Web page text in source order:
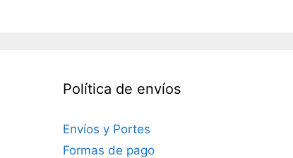
Política de envíos
Envíos y Portes
Formas de pago